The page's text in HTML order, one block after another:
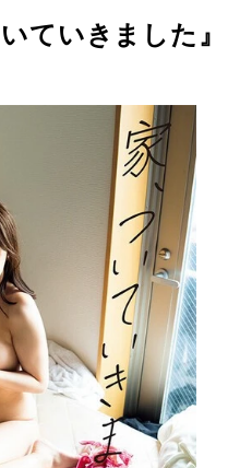
ていきました』